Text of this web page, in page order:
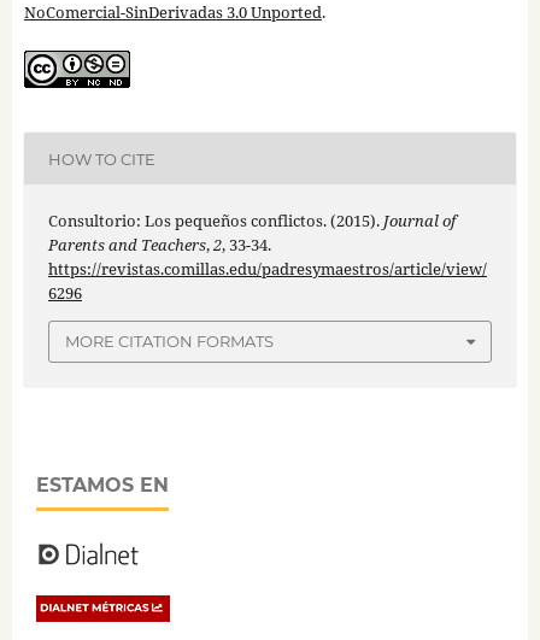
NoComercial-SinDerivadas 3.0 Unported.
HOW TO CITE
Consultorio: Los pequeños conflictos. (2015). Journal of
Parents and Teachers,2, 33-34.
https://revistas.comillas.edu/padresymaestros/article/view/
6296
MORE CITATION FORMATS
ESTAMOS EN